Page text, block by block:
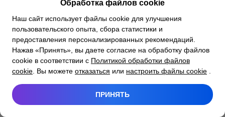
Обработка файлов cookie
Наш сайт использует файлы cookie для улучшения
пользовательского опыта, сбора статистики и
предоставления персонализированных рекомендаций.
Нажав «Принять», вы даете согласие на обработку файлов
cookie в соответствии с Политикой обработки файлов
cookie . Вы можете отказаться или настроить файлы cookie
ПРИНЯТЬ